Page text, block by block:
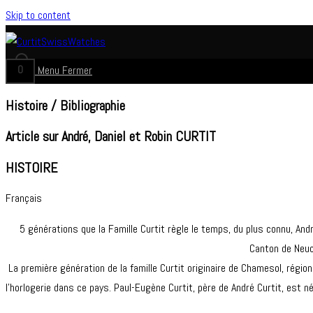
Skip to content
0 Menu Fermer
Histoire / Bibliographie
Article sur André, Daniel et Robin CURTIT
HISTOIRE
Français
5 générations que la Famille Curtit règle le temps, du plus connu,
Canton de
La première génération de la famille Curtit originaire de Chamesol,
l’horlogerie dans ce pays. Paul-Eugène Curtit, père de André Curtit, est